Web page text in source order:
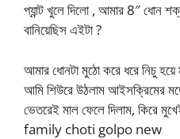
প্যান্ট খুলে দিলো , আমার 8″ ধোন
বানিয়েছিস এইটা ?
আমার ধোনটা মুঠো করে ধরে নিচু
আমি শিউরে উঠলাম আইসক্রিমের
ভেতরেই মাল ফেলে দিলাম, কিরে
family choti golpo new